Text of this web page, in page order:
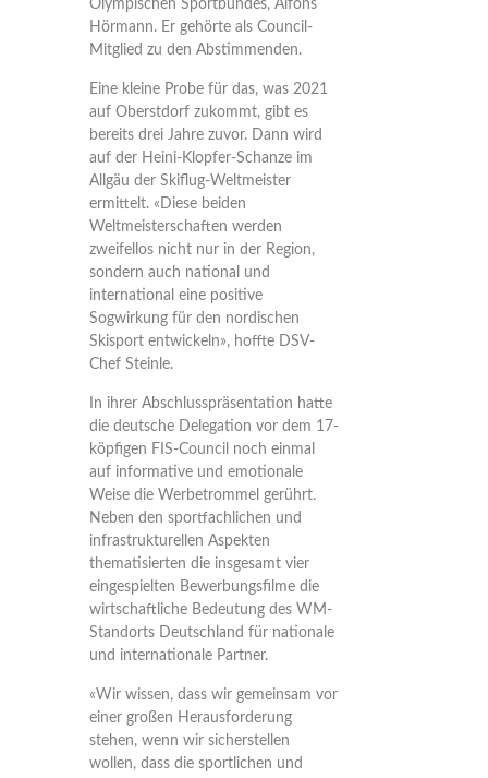
Olympischen Sportbundes, Alfons
Hörmann. Er gehörte als Council-
Mitglied zu den Abstimmenden.
Eine kleine Probe für das, was 2021
auf Oberstdorf zukommt, gibt es
bereits drei Jahre zuvor. Dann wird
auf der Heini-Klopfer-Schanze im
Allgäu der Skiflug-Weltmeister
ermittelt. «Diese beiden
Weltmeisterschaften werden
zweifellos nicht nur in der Region,
sondern auch national und
international eine positive
Sogwirkung für den nordischen
Skisport entwickeln», hoffte DSV-
Chef Steinle.
In ihrer Abschlusspräsentation hatte
die deutsche Delegation vor dem 17-
köpfigen FIS-Council noch einmal
auf informative und emotionale
Weise die Werbetrommel gerührt.
Neben den sportfachlichen und
infrastrukturellen Aspekten
thematisierten die insgesamt vier
eingespielten Bewerbungsfilme die
wirtschaftliche Bedeutung des WM-
Standorts Deutschland für nationale
und internationale Partner.
«Wir wissen, dass wir gemeinsam vor
einer großen Herausforderung
stehen, wenn wir sicherstellen
wollen, dass die sportlichen und